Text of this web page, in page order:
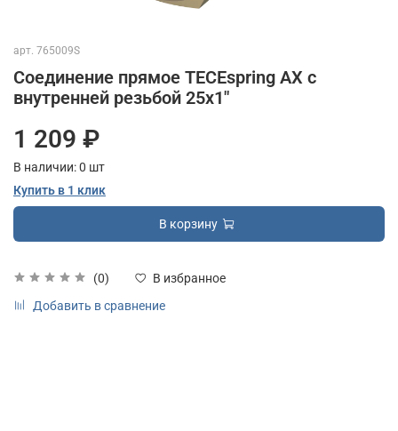
арт. 765009S
Соединение прямое TECEspring AX с
внутренней резьбой 25х1"
(0)
В избранное
Добавить в сравнение
1 209 ₽
В наличии:0 шт
Купить в 1 клик
В корзину